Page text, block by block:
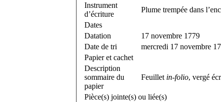
Instrument
d’écriture
Plume trempée dans
Dates
Datation
17 novembre 1779
Date de tri
mercredi 17 novembre
Papier et cachet
Description
sommaire du
papier
Feuillet in-folio, vergé
Pièce(s) jointe(s) ou liée(s)